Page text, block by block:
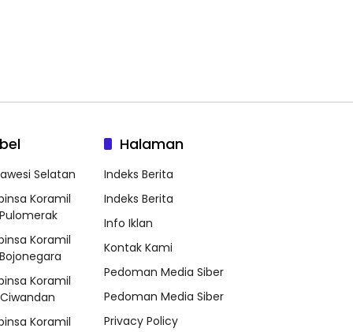
Selatan
Koramil
Koramil
Koramil
Koramil
Halaman
Indeks Berita
Indeks Berita
Info Iklan
Kontak Kami
Pedoman Media Siber
Pedoman Media Siber
Privacy Policy